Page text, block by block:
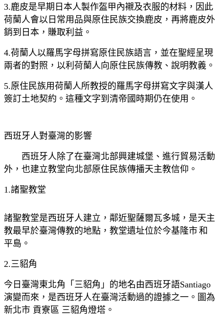
3.鹿皮是早期日本人製作盔甲內襯及衣服的材料，因此
荷蘭人會以日常用品與原住民族交換鹿皮，再將鹿皮外
銷到日本，賺取利益。
4.荷蘭人以羅馬字母拼寫原住民族語言，並在聖經呈現
兩者的對照，以利荷蘭人向原住民族傳教、說明教義。
5.原住民族用荷蘭人所教授的羅馬字母拼寫文字與漢人
簽訂土地契約。這種文字到清帝國時期仍在使用。
西班牙人對臺灣的影響
西班牙人除了在臺灣北部興建城堡、進行貿易活動
外，也建立教堂向北部原住民族傳播天主教信仰。
1.諸聖教堂
諸聖教堂是西班牙人建立，鄰近聖薩爾瓦多城，是天主
教最早於臺灣傳教的地點，教堂遺址位於今基隆市 和
平島。
2.三貂角
今日臺灣東北角「三貂角」的地名由西班牙語Santiago
演變而來，是西班牙人在臺灣活動過的證據之一。圖為
新北市 貢寮區 三貂角燈塔。